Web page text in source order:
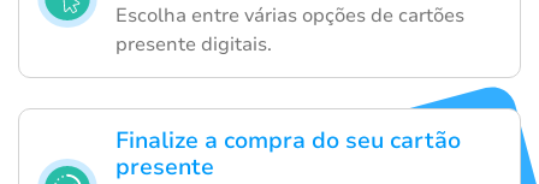
Escolha entre várias opções de cartões
presente digitais.
Finalize a compra do seu cartão
presente